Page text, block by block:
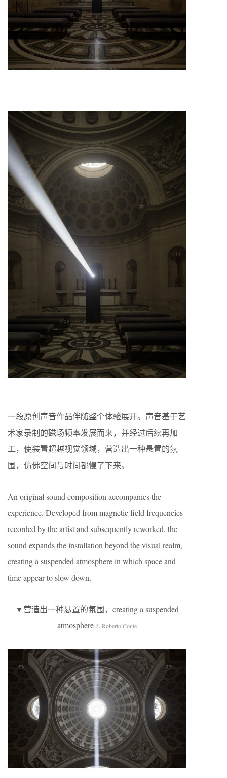
一段原创声音作品伴随整个体验展开。声音基于艺
术家录制的磁场频率发展而来，并经过后续再加
工，使装置超越视觉领域，营造出一种悬置的氛
围，仿佛空间与时间都慢了下来。
An original sound composition accompanies the
experience. Developed from magnetic field frequencies
recorded by the artist and subsequently reworked, the
sound expands the installation beyond the visual realm,
creating a suspended atmosphere in which space and
time appear to slow down.
▼营造出一种悬置的氛围，creating a suspended
atmosphere © Roberto Conte